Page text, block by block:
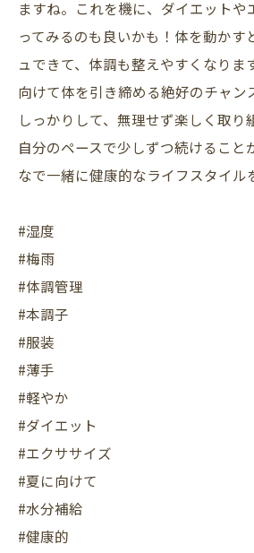
ますね。これを機に、ダイエット
ってみるのも良いかも！体を動かす
ュできて、体調も整えやすくなりま
向けて体を引き締める絶好のチャン
しっかりして、無理せず楽しく取り
自分のペースで少しずつ続けること
なで一緒に健康的なライフスタイル
#湿度
#梅雨
#体調管理
#本調子
#服装
#薄手
#軽やか
#ダイエット
#エクササイズ
#夏に向けて
#水分補給
#健康的